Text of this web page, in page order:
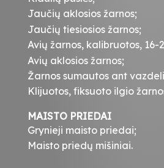
Jaučių aklosios žarnos;
Jaučių tiesiosios žarnos;
Avių žarnos, kalibruotos, 16-
Avių aklosios žarnos;
Žarnos sumautos ant
Klijuotos, fiksuoto ilgio
MAISTO PRIEDAI
Grynieji maisto priedai;
Maisto priedų mišiniai.